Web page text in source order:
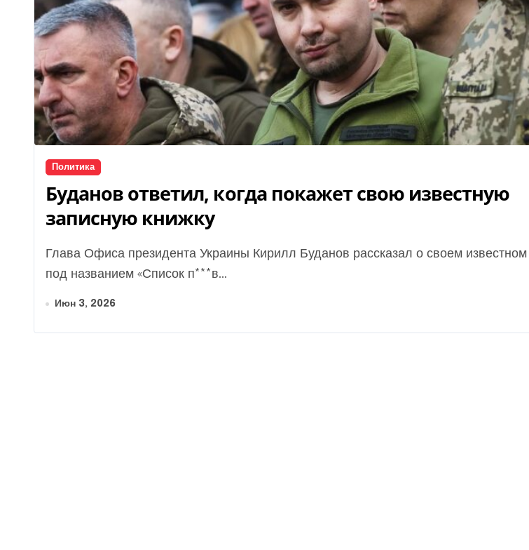
Политика
Буданов ответил, когда покажет свою известную
записную книжку
Глава Офиса президента Украины Кирилл Буданов рассказал о своем известном блокноте
под названием «Список п***в...
Июн 3, 2026